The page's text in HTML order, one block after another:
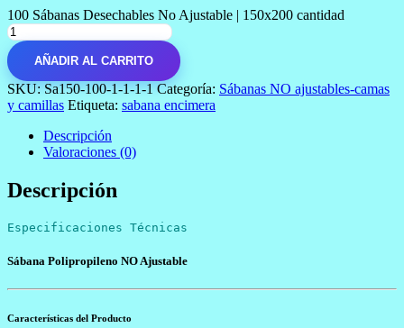
100 Sábanas Desechables No Ajustable | 150x200 cantidad
AÑADIR AL CARRITO
SKU: Sa150-100-1-1-1-1 Categoría: Sábanas NO ajustables-camas
y camillas Etiqueta: sabana encimera
Descripción
Valoraciones (0)
Descripción
Especificaciones Técnicas
Sábana Polipropileno NO Ajustable
Características del Producto